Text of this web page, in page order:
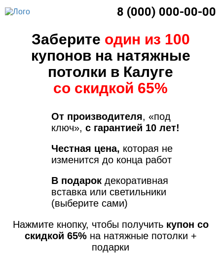
8 (000) 000-00-00
Заберите один из 100
купонов на натяжные
потолки в Калуге
со скидкой 65%
От производителя, «под
ключ», с гарантией 10 лет!
Честная цена, которая не
изменится до конца работ
В подарок декоративная
вставка или светильники
(выберите сами)
Нажмите кнопку, чтобы получить купон со
скидкой 65%на натяжные потолки +
подарки